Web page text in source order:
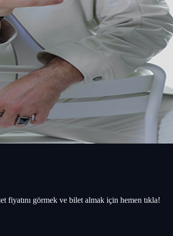
görmek ve bilet almak için hemen tıkla!